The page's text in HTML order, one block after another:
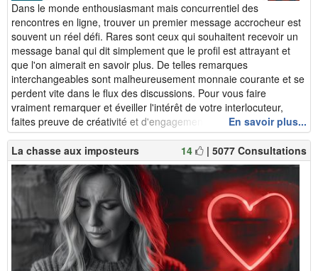
Dans le monde enthousiasmant mais concurrentiel des
rencontres en ligne, trouver un premier message accrocheur est
souvent un réel défi. Rares sont ceux qui souhaitent recevoir un
message banal qui dit simplement que le profil est attrayant et
que l'on aimerait en savoir plus. De telles remarques
interchangeables sont malheureusement monnaie courante et se
perdent vite dans le flux des discussions. Pour vous faire
vraiment remarquer et éveiller l'intérêt de votre interlocuteur,
faites preuve de créativité et d'engagement ! Même ...En savoir plus...
La chasse aux imposteurs 14 | 5077 Consultations